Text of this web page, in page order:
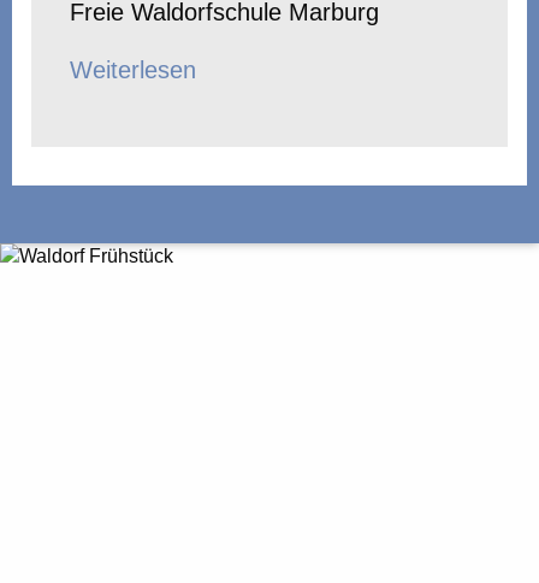
Freie Waldorfschule Marburg
Weiterlesen